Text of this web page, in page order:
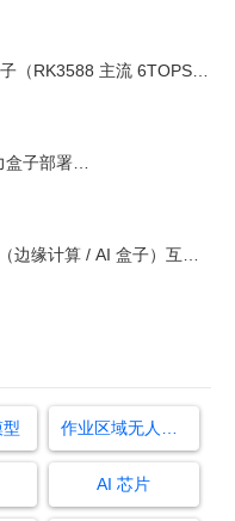
（RK3588 主流 6TOPS
盒子部署
边缘计算 / AI 盒子）互联
作业区域无人员值班监测算法
AI 芯片